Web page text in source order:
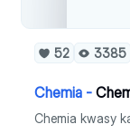
52 3385
Chemia -
Chemia kwasy